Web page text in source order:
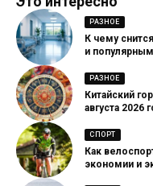
РАЗНОЕ
К чему
и
РАЗНОЕ
Китайский
августа 2026
СПОРТ
Как
экономии и